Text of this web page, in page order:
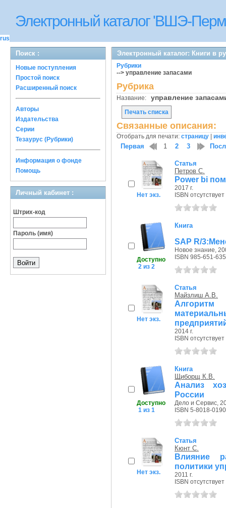
Электронный каталог 'ВШЭ-
rus
Поиск :
Новые поступления
Простой поиск
Расширенный поиск
Авторы
Издательства
Серии
Тезаурус (Рубрики)
Информация о фонде
Помощь
Личный кабинет :
Штрих-код
Пароль (имя)
Электронный каталог: Книги в
Рубрики
--> управление запасами
Рубрика
Название: управление
Печать списка
Связанные описания:
Отобрать для печати: страницу
Первая 1 2 3
Нет экз.
Статья
Петров С.
Power bi
2017 г.
ISBN отсутствует
Доступно
2 из 2
Книга
SAP R/
Новое знание,
ISBN 985-651-
Нет экз.
Статья
Майзлиш А.В.
Алгоритм
2014 г.
ISBN отсутствует
Доступно
1 из 1
Книга
Щиборщ К.В.
Анализ
России
Дело и Сервис,
ISBN 5-8018-
Нет экз.
Статья
Кюнт С.
Влияние
политики
2011 г.
ISBN отсутствует